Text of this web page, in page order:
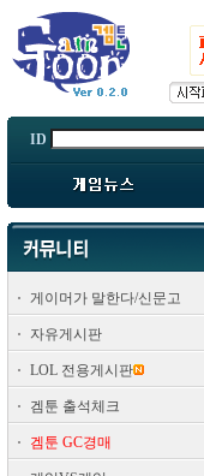
ID
게이머가 말한다/신문고
자유게시판
LOL 전용게시판
겜툰 출석체크
겜툰 GC경매